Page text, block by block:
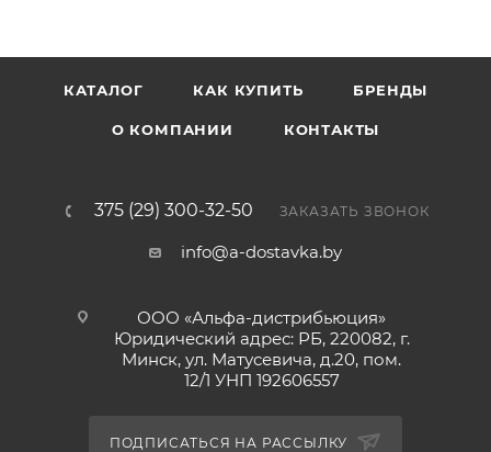
КАТАЛОГ КАК КУПИТЬ БРЕНДЫ
О КОМПАНИИ КОНТАКТЫ
375 (29) 300-32-50 ЗАКАЗАТЬ ЗВОНОК
info@a-dostavka.by
ООО «Альфа-дистрибьюция»
Юридический адрес: РБ, 220082, г.
Минск, ул. Матусевича, д.20, пом.
12/1 УНП 192606557
ПОДПИСАТЬСЯ НА РАССЫЛКУ